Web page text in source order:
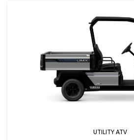
UTILITY ATV